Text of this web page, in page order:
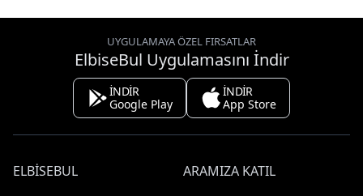
UYGULAMAYA ÖZEL FIRSATLAR
ElbiseBul Uygulamasını İndir
İNDİR
Google Play
İNDİR
App Store
ELBISEBUL
ARAMIZA KATIL